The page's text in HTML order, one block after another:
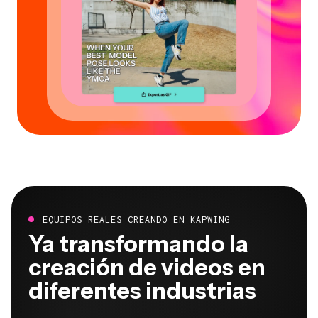
EQUIPOS REALES CREANDO EN KAPWING
Ya transformando la
creación de videos en
diferentes industrias